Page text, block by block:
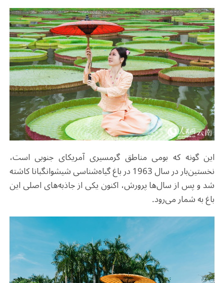
این گونه که بومی مناطق گرمسیری آمریکای جنوبی است،
نخستین‌بار در سال 1963 در باغ گیاه‌شناسی شیشوانگبانا کاشته
شد و پس از سال‌ها پرورش، اکنون یکی از جاذبه‌های اصلی این
باغ به شمار می‌رود.